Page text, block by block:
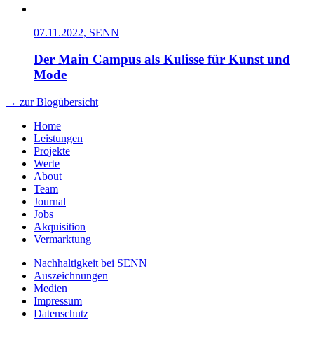
07.11.2022, SENN
Der Main Campus als Kulisse für Kunst und
Mode
→ zur Blogübersicht
Home
Leistungen
Projekte
Werte
About
Team
Journal
Jobs
Akquisition
Vermarktung
Nachhaltigkeit bei SENN
Auszeichnungen
Medien
Impressum
Datenschutz